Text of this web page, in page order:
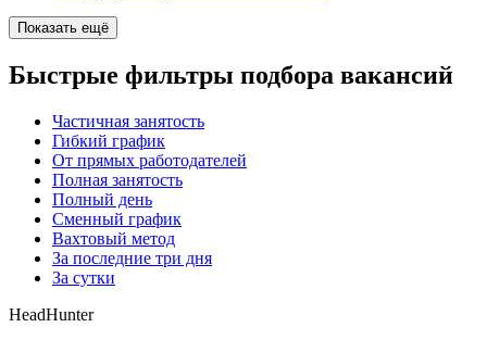
Показать ещё
Быстрые фильтры подбора вакансий
Частичная занятость
Гибкий график
От прямых работодателей
Полная занятость
Полный день
Сменный график
Вахтовый метод
За последние три дня
За сутки
HeadHunter